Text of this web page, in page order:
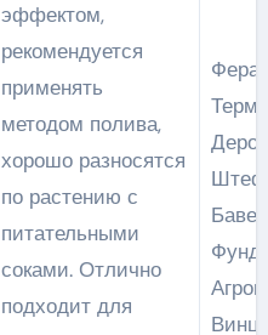
эффектом,
рекомендуется
применять
методом полива,
хорошо разносятся
по растению с
питательными
соками. Отлично
подходит для